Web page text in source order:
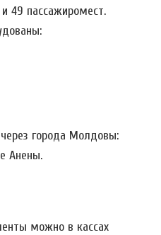
49 пассажиромест.
города Молдовы:
Анены.
можно в кассах